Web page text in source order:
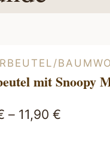
mit Snoopy
– 11,90 €